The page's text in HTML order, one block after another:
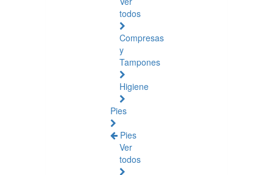
todos
Compresas
y
Tampones
Higiene
Pies
Pies
Ver
todos